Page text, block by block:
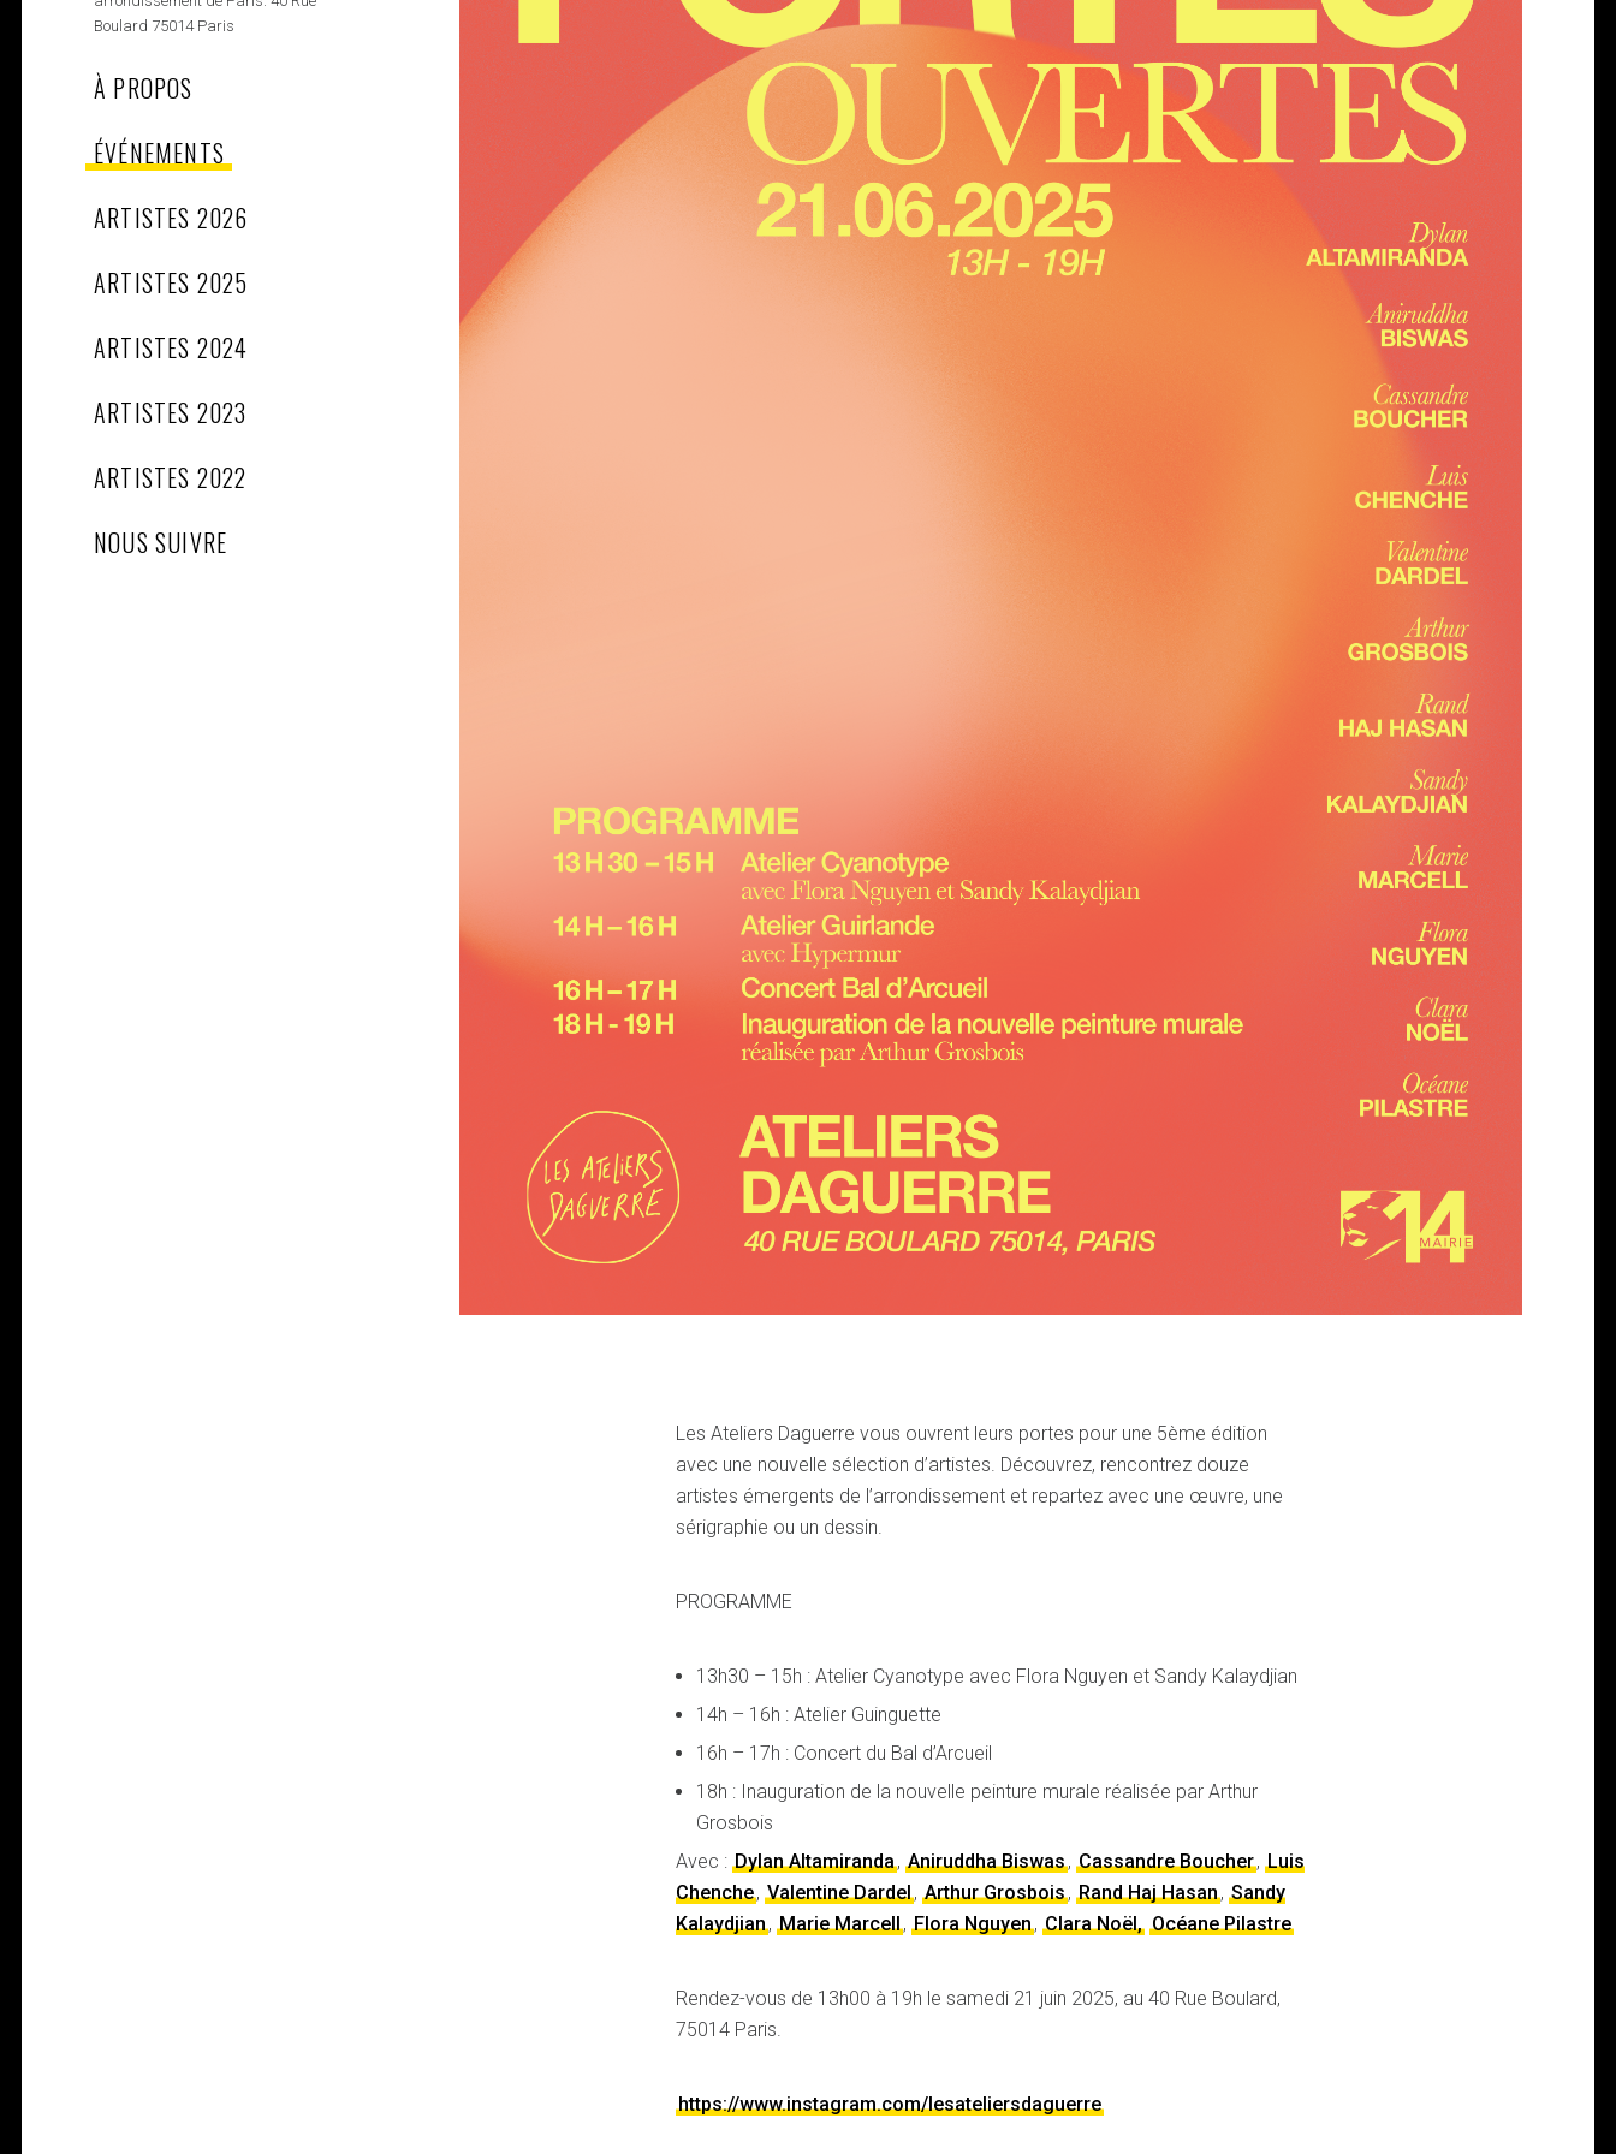
Boulard 75014 Paris
À PROPOS
ÉVÉNEMENTS
ARTISTES 2026
ARTISTES 2025
ARTISTES 2024
ARTISTES 2023
ARTISTES 2022
NOUS SUIVRE
Les Ateliers Daguerre vous ouvrent leurs portes pour une 5ème édition
avec une nouvelle sélection d’artistes. Découvrez, rencontrez douze
artistes émergents de l’arrondissement et repartez avec une œuvre, une
sérigraphie ou un dessin.
PROGRAMME
13h30 – 15h : Atelier Cyanotype avec Flora Nguyen et Sandy Kalaydjian
14h – 16h : Atelier Guinguette
16h – 17h : Concert du Bal d’Arcueil
18h : Inauguration de la nouvelle peinture murale réalisée par Arthur
Grosbois
Avec : Dylan Altamiranda, Aniruddha Biswas, Cassandre Boucher, Luis
Chenche, Valentine Dardel, Arthur Grosbois, Rand Haj Hasan, Sandy
Kalaydjian, Marie Marcell, Flora Nguyen, Clara Noël, Océane Pilastre
Rendez-vous de 13h00 à 19h le samedi 21 juin 2025, au 40 Rue Boulard,
75014 Paris.
https://www.instagram.com/lesateliersdaguerre